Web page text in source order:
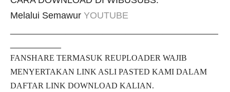
Melalui Semawur YOUTUBE
FANSHARE TERMASUK REUPLOADER WAJIB
MENYERTAKAN LINK ASLI PASTED KAMI DALAM
DAFTAR LINK DOWNLOAD KALIAN.